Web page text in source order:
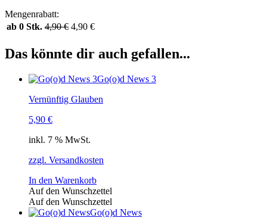
Mengenrabatt:
ab 0 Stk. 4,90€ 4,90 €
Das könnte dir auch gefallen...
Go(o)d News 3
Vernünftig Glauben
5,90 €
inkl. 7 % MwSt.
zzgl. Versandkosten
In den Warenkorb
Auf den Wunschzettel
Auf den Wunschzettel
Go(o)d News